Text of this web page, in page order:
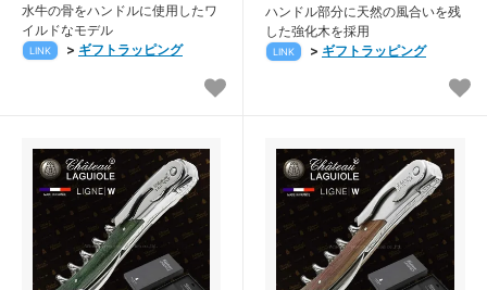
水牛の骨をハンドルに使用したワ
イルドなモデル
LINK > ギフトラッピング
ハンドル部分に天然の風合いを残
した強化木を採用
LINK > ギフトラッピング